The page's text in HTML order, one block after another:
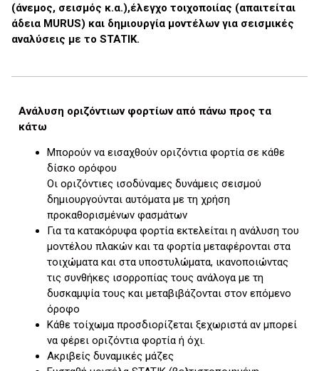
(άνεμος, σεισμός κ.α.),έλεγχο τοιχοποιίας (απαιτείται
άδεια MURUS) και δημιουργία μοντέλων για σεισμικές
αναλύσεις με το STATIK.
Ανάλυση οριζόντιων φορτίων από πάνω προς τα
κάτω
Μπορούν να εισαχθούν οριζόντια φορτία σε κάθε
δίσκο ορόφου
Οι οριζόντιες ισοδύναμες δυνάμεις σεισμού
δημιουργούνται αυτόματα με τη χρήση
προκαθορισμένων φασμάτων
Για τα κατακόρυφα φορτία εκτελείται η ανάλυση του
μοντέλου πλακών και τα φορτία μεταφέρονται στα
τοιχώματα και στα υποστυλώματα, ικανοποιώντας
τις συνθήκες ισορροπίας τους ανάλογα με τη
δυσκαμψία τους και μεταβιβάζονται στον επόμενο
όροφο
Κάθε τοίχωμα προσδιορίζεται ξεχωριστά αν μπορεί
να φέρει οριζόντια φορτία ή όχι.
Ακριβείς δυναμικές μάζες